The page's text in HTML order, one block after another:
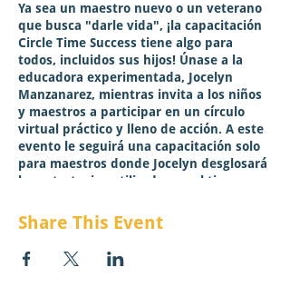
Ya sea un maestro nuevo o un veterano
que busca "darle vida", ¡la capacitación
Circle Time Success tiene algo para
todos, incluidos sus hijos! Únase a la
educadora experimentada, Jocelyn
Manzanarez, mientras invita a los niños
y maestros a participar en un círculo
virtual práctico y lleno de acción. A este
evento le seguirá una capacitación solo
para maestros donde Jocelyn desglosará
las estrategias utilizadas en el tiempo
sociales, emocionales y académicos
fomentados a través de cada actividad y
la experiencia en su conjunto. Al
combinar estrategias basadas en el
Share This Event